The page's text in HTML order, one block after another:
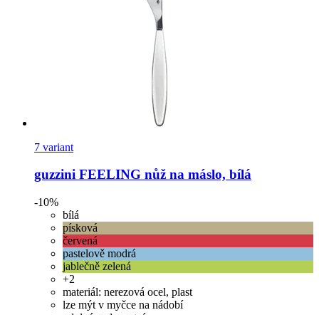
7 variant
guzzini FEELING nůž na máslo, bílá
-10%
bílá
písková
červená
pastelově modrá
jablečně zelená
+2
materiál: nerezová ocel, plast
lze mýt v myčce na nádobí